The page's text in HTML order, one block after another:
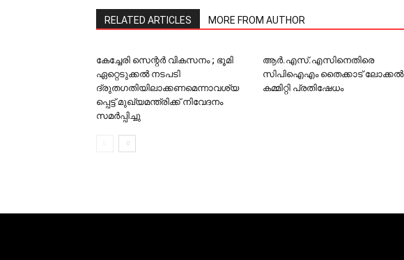
RELATED ARTICLES MORE FROM AUTHOR
കേച്ചേരി സെന്റര്‍ വികസനം ; ഭൂമി
ഏറ്റെടുക്കല്‍ നടപടി
ദ്രുതഗതിയിലാക്കണമെന്നാവശ്യ
പ്പെട്ട് മുഖ്യമന്ത്രിക്ക് നിവേദനം
സമര്‍പ്പിച്ചു
ആര്‍.എസ്.എസിനെതിരെ
സിപിഐഎം തൈക്കാട് ലോക്കല്‍
കമ്മിറ്റി പ്രതിഷേധം